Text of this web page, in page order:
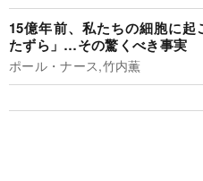
15億年前、私たちの細胞に起
たずら」…その驚くべき事実
ポール・ナース,竹内薫